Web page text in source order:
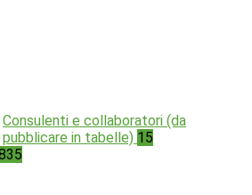
Consulenti e collaboratori (da
pubblicare in tabelle) 15